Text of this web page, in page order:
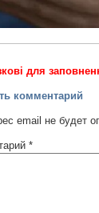
для
комментарий
email не будет
*